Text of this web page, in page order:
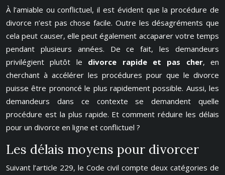
À l’amiable ou conflictuel, il est évident que la procédure de
divorce n’est pas chose facile. Outre les désagréments que
cela peut causer, elle peut également accaparer votre temps
pendant plusieurs années. De ce fait, les demandeurs
privilégient plutôt le divorce rapide et pas cher, en
cherchant à accélérer les procédures pour que le divorce
puisse être prononcé le plus rapidement possible. Aussi, les
demandeurs dans ce contexte se demandent quelle
procédure est la plus rapide. Et comment réduire les délais
pour un divorce en ligne et conflictuel ?
Les délais moyens pour divorcer
Suivant l’article 229, le Code civil compte deux catégories de